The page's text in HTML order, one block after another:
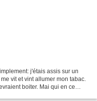
j'étais assis sur un
vit et vint allumer mon tabac.
boiter. Mai qui en ce